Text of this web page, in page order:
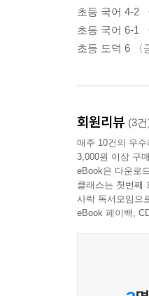
초등 국어 4-2
초등 국어 6-1
초등 도덕 6 〈
회원리뷰 (3건
매주 10건의 우
3,000원 이상 구
eBook은 다운로
클래스는 첫번째
사락 독서모임으
eBook 페이백,